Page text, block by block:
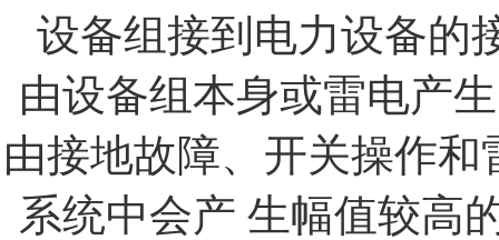
设备组接到电力设备的
由设备组本身或雷电产
由接地故障、开关操作
系统中会产 生幅值较高